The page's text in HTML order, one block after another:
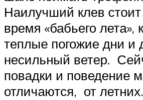
Наилучший клев
время «бабьего лета»,
теплые погожие дни и
несильный ветер.
повадки и поведение
отличаются, от летних.